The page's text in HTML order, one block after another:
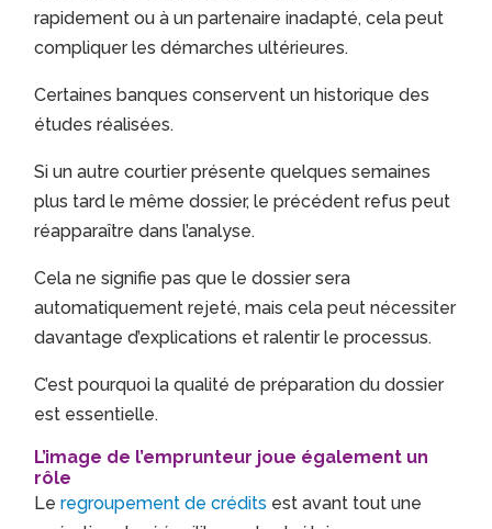
rapidement ou à un partenaire inadapté, cela peut
compliquer les démarches ultérieures.
Certaines banques conservent un historique des
études réalisées.
Si un autre courtier présente quelques semaines
plus tard le même dossier, le précédent refus peut
réapparaître dans l’analyse.
Cela ne signifie pas que le dossier sera
automatiquement rejeté, mais cela peut nécessiter
davantage d’explications et ralentir le processus.
C’est pourquoi la qualité de préparation du dossier
est essentielle.
L’image de l’emprunteur joue également un
rôle
Leregroupement de crédits est avant tout une